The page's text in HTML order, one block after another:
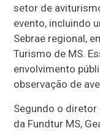
setor de
evento, incluindo
Sebrae regional,
Turismo de MS.
envolvimento
observação de
Segundo o
da Fundtur MS,